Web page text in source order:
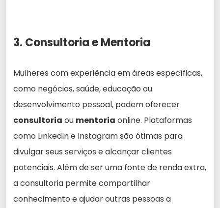
3. Consultoria e Mentoria
Mulheres com experiência em áreas específicas,
como negócios, saúde, educação ou
desenvolvimento pessoal, podem oferecer
consultoria ou mentoria online. Plataformas
como LinkedIn e Instagram são ótimas para
divulgar seus serviços e alcançar clientes
potenciais. Além de ser uma fonte de renda extra,
a consultoria permite compartilhar
conhecimento e ajudar outras pessoas a